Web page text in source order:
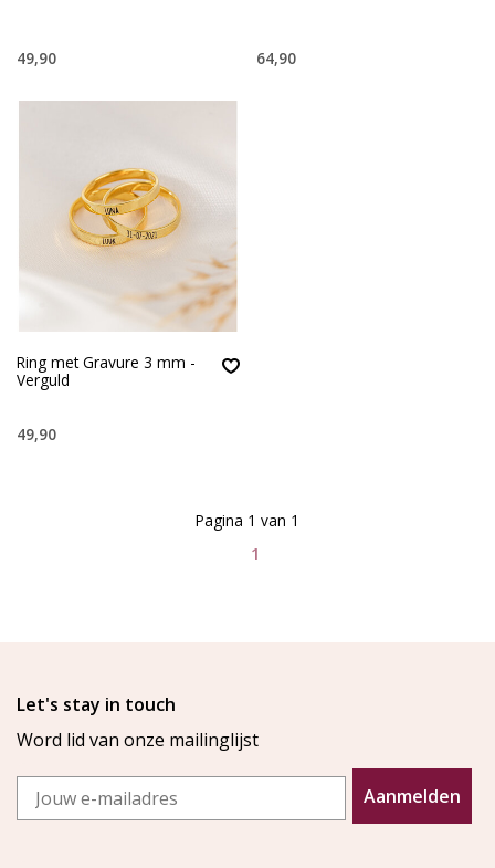
49,90 64,90
Ring met Gravure 3 mm -
Verguld
49,90
1
Pagina 1 van 1
Let's stay in touch
Word lid van onze mailinglijst
Email
Aanmelden